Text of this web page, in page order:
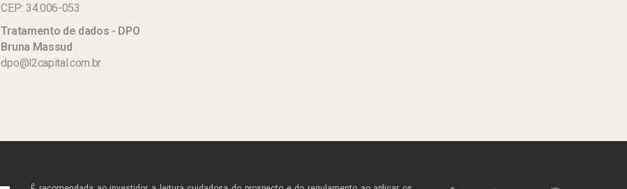
CEP: 34.006-053
Tratamento de dados - DPO
Bruna Massud
dpo@l2capital.com.br